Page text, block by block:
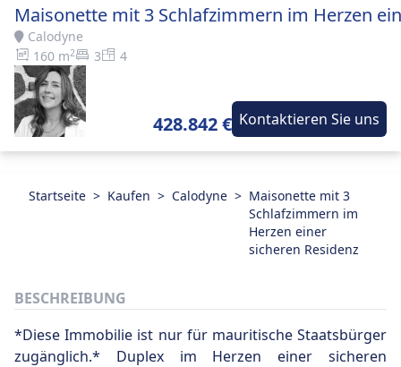
Maisonette mit 3 Schlafzimmern im Herzen
Calodyne
160 m2 3 4
428.842 € Kontaktieren Sie uns
Startseite > Kaufen > Calodyne > Maisonette mit 3
Schlafzimmern im
Herzen einer
sicheren Residenz
BESCHREIBUNG
*Diese Immobilie ist nur für mauritische Staatsbürger
zugänglich.* Duplex im Herzen einer sicheren